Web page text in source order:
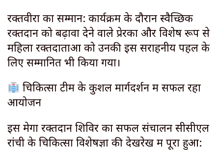
रक्तवीरों का सम्मान: कार्यक्रम के दौरान स्वैच्छिक
रक्तदान को बढ़ावा देने वाले प्रेरकों और विशेष रूप से
महिला रक्तदाताओं को उनकी इस सराहनीय पहल के
लिए सम्मानित भी किया गया।
चिकित्सा टीम के कुशल मार्गदर्शन में सफल रहा
आयोजन
इस मेगा रक्तदान शिविर का सफल संचालन सीसीएल
रांची के चिकित्सा विशेषज्ञों की देखरेख में पूरा हुआ: